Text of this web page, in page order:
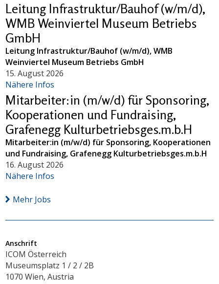
Leitung Infrastruktur/Bauhof (w/m/d),
WMB Weinviertel Museum Betriebs
GmbH
Leitung Infrastruktur/Bauhof (w/m/d), WMB
Weinviertel Museum Betriebs GmbH
15. August 2026
Nähere Infos
Mitarbeiter:in (m/w/d) für Sponsoring,
Kooperationen und Fundraising,
Grafenegg Kulturbetriebsges.m.b.H
Mitarbeiter:in (m/w/d) für Sponsoring, Kooperationen
und Fundraising, Grafenegg Kulturbetriebsges.m.b.H
16. August 2026
Nähere Infos
Mehr Jobs
Anschrift
ICOM Österreich
Museumsplatz 1 / 2 / 2B
1070 Wien, Austria